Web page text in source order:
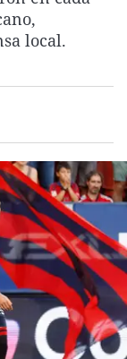
rosa de los vientos
viajera
Vasco
local.